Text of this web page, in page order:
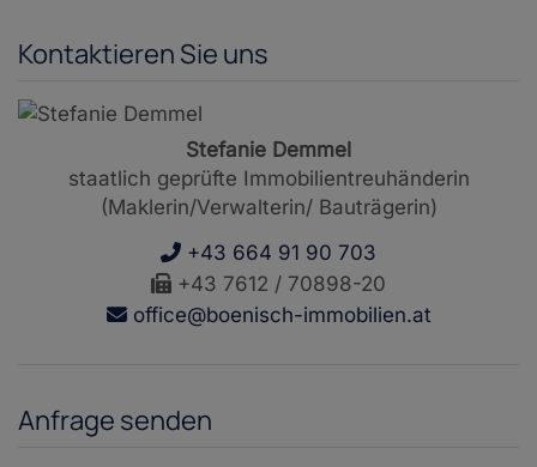
Kontaktieren Sie uns
Stefanie Demmel
staatlich geprüfte Immobilientreuhänderin
(Maklerin/Verwalterin/ Bauträgerin)
+43 664 91 90 703
+43 7612 / 70898-20
office@boenisch-immobilien.at
Anfrage senden